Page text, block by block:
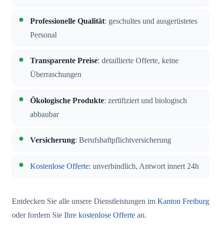
Professionelle Qualität: geschultes und ausgerüstetes
Personal
Transparente Preise: detaillierte Offerte, keine
Überraschungen
Ökologische Produkte: zertifiziert und biologisch
abbaubar
Versicherung: Berufshaftpflichtversicherung
Kostenlose Offerte: unverbindlich, Antwort innert 24h
Entdecken Sie alle unsere Dienstleistungen im Kanton Freiburg
oder fordern Sie Ihre kostenlose Offerte an.